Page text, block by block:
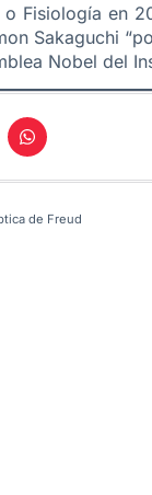
Fisiología en
Sakaguchi
Nobel del
de Freud